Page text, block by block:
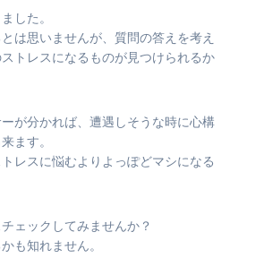
した。
は思いませんが、質問の答えを考え
トレスになるものが見つけられるか
が分かれば、遭遇しそうな時に心構
ます。
レスに悩むよりよっぽどマシになる
ェックしてみませんか？
も知れません。